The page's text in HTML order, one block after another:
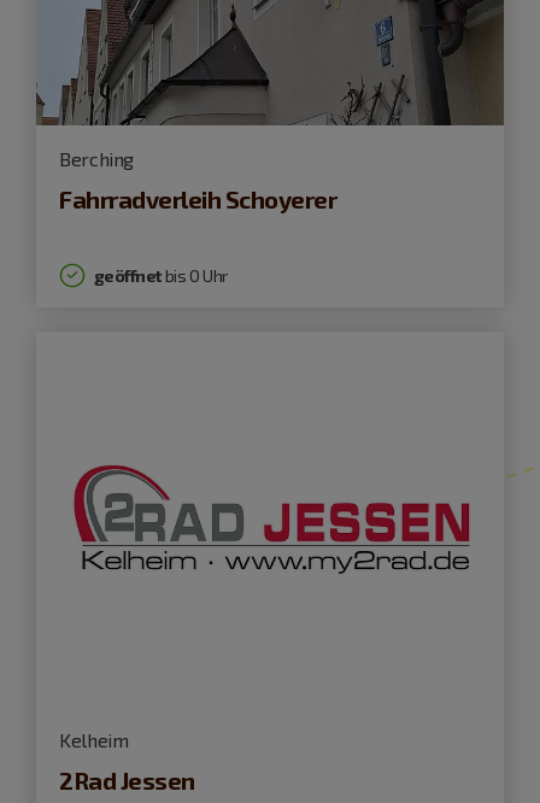
Berching
Fahrradverleih Schoyerer
geöffnetbis 0 Uhr
Kelheim
2Rad Jessen